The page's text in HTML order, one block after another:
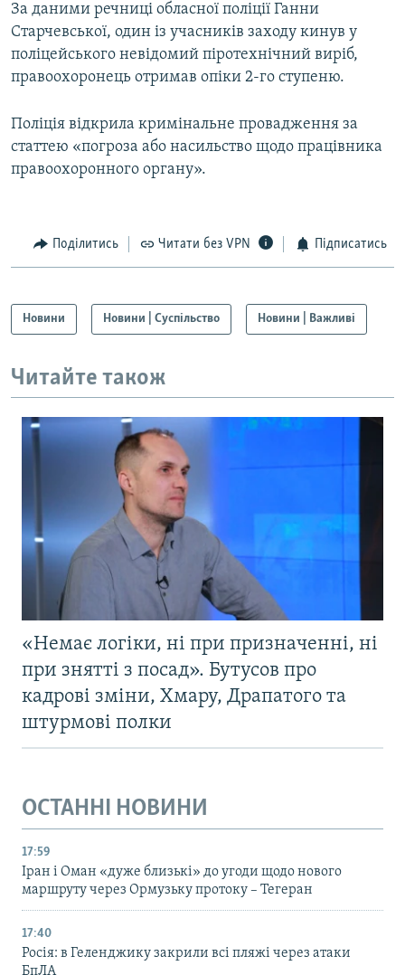
За даними речниці обласної поліції Ганни
Старчевської, один із учасників заходу кинув у
поліцейського невідомий піротехнічний виріб,
правоохоронець отримав опіки 2-го ступеню.
Поліція відкрила кримінальне провадження за
статтею «погроза або насильство щодо працівника
правоохоронного органу».
Поділитись Читати без VPN Підписатись
Новини Новини | Суспільство Новини | Важливі
Читайте також
«Немає логіки, ні при призначенні, ні
при знятті з посад». Бутусов про
кадрові зміни, Хмару, Драпатого та
штурмові полки
ОСТАННІ НОВИНИ
17:59
Іран і Оман «дуже близькі» до угоди щодо нового
маршруту через Ормузьку протоку – Тегеран
17:40
Росія: в Геленджику закрили всі пляжі через атаки
БпЛА